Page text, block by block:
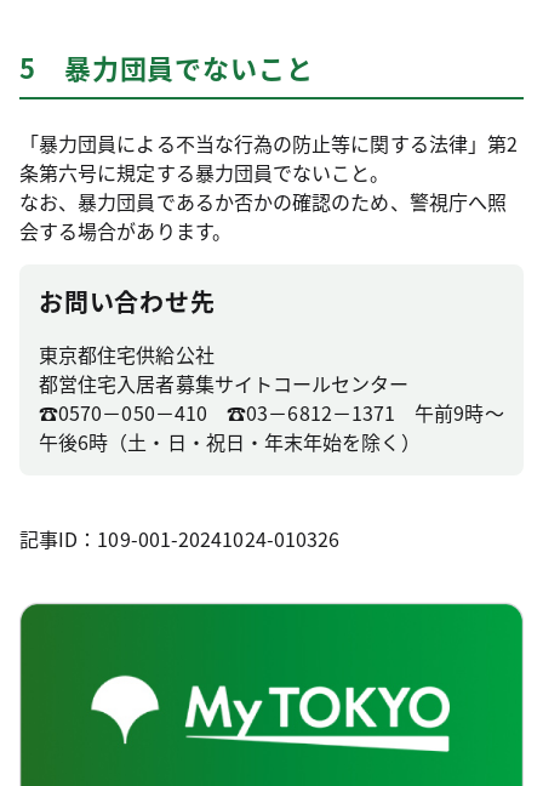
5 暴力団員でないこと
「暴力団員による不当な行為の防止等に関する法律」第2
条第六号に規定する暴力団員でないこと。
なお、暴力団員であるか否かの確認のため、警視庁へ照
会する場合があります。
お問い合わせ先
東京都住宅供給公社
都営住宅入居者募集サイトコールセンター
☎0570－050－410 ☎03－6812－1371 午前9時～
午後6時（土・日・祝日・年末年始を除く）
記事ID：109-001-20241024-010326